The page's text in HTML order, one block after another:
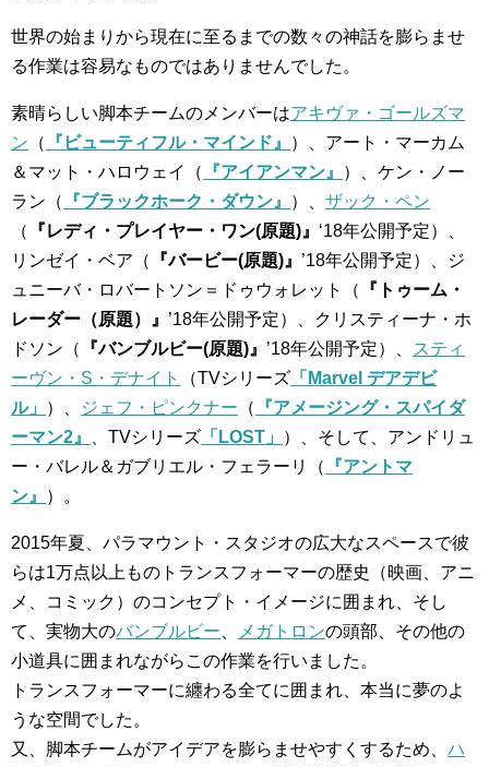
世界の始まりから現在に至るまでの数々の神話を膨らませ
る作業は容易なものではありませんでした。
素晴らしい脚本チームのメンバーはアキヴァ・ゴールズマ
ン （ 『ビューティフル・マインド』
）、アート・マーカム
＆マット・ハロウェイ（
『アイアンマン』
）、ケン・ノー
ラン（
『ブラックホーク・ダウン』 ）、 ザック・ペン
（
『レディ・プレイヤー・ワン(原題)』 ‘18年公開予定）、
リンゼイ・ベア（
『バービー(原題)』 ’18年公開予定）、ジ
ュニーバ・ロバートソン＝ドゥウォレット（
『トゥーム・
レーダー（原題）』 ’18年公開予定）、クリスティーナ・ホ
ドソン（
『バンブルビー(原題)』 ’18年公開予定）、
スティ
ーヴン・S・デナイト
（TVシリーズ 「Marvel デアデビ
ル」 ）、 ジェフ・ピンクナー （
『アメージング・スパイダ
ーマン2』
、TVシリーズ 「LOST」 ）、そして、アンドリュ
ー・バレル＆ガブリエル・フェラーリ（
『アントマ
ン』
）。
2015年夏、パラマウント・スタジオの広大なスペースで彼
らは1万点以上ものトランスフォーマーの歴史（映画、アニ
メ、コミック）のコンセプト・イメージに囲まれ、そし
て、実物大のバンブルビー メガトロンの頭部、その他の
小道具に囲まれながらこの作業を行いました。
トランスフォーマーに纏わる全てに囲まれ、本当に夢のよ
うな空間でした。
又、脚本チームがアイデアを膨らませやすくするため、 ハ